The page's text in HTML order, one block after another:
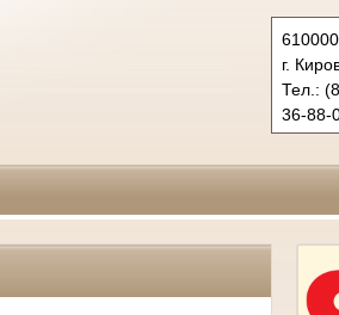
г.
Тел.:
36-88-